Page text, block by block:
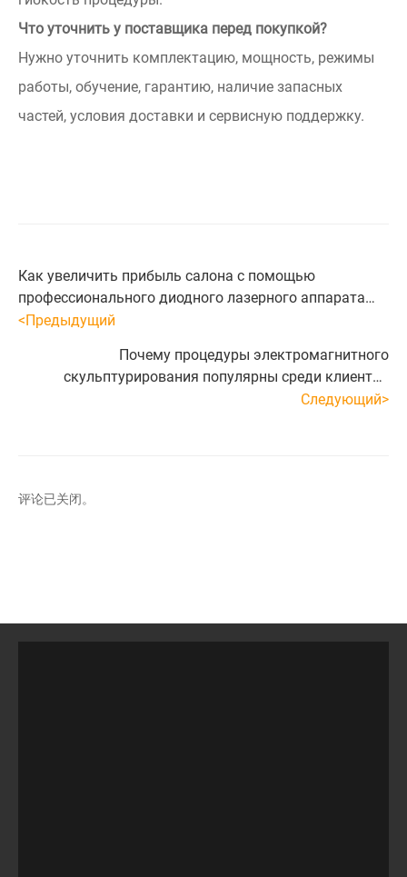
Что уточнить у поставщика перед покупкой?
Нужно уточнить комплектацию, мощность, режимы
работы, обучение, гарантию, наличие запасных
частей, условия доставки и сервисную поддержку.
Как увеличить прибыль салона с помощью
профессионального диодного лазерного аппарата
для эпиляции
<Предыдущий
Почему процедуры электромагнитного
скульптурирования популярны среди клиентов
фитнеса и красоты
Следующий>
评论已关闭。